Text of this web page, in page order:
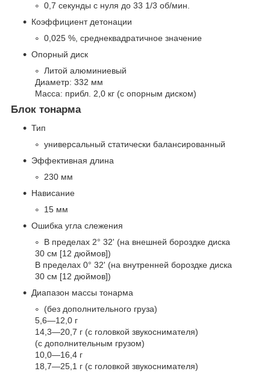
0,7 секунды с нуля до 33 1/3 об/мин.
Коэффициент детонации
0,025 %, среднеквадратичное значение
Опорный диск
Литой алюминиевый
Диаметр: 332 мм
Масса: прибл. 2,0 кг (с опорным диском)
Блок тонарма
Тип
универсальный статически балансированный
Эффективная длина
230 мм
Нависание
15 мм
Ошибка угла слежения
В пределах 2° 32' (на внешней бороздке диска
30 см [12 дюймов])
В пределах 0° 32' (на внутренней бороздке диска
30 см [12 дюймов])
Диапазон массы тонарма
(без дополнительного груза)
5,6—12,0 г
14,3—20,7 г (с головкой звукоснимателя)
(с дополнительным грузом)
10,0—16,4 г
18,7—25,1 г (с головкой звукоснимателя)